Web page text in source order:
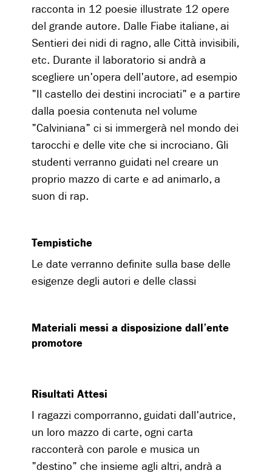
racconta in 12 poesie illustrate 12 opere
del grande autore. Dalle Fiabe italiane, ai
Sentieri dei nidi di ragno, alle Città invisibili,
etc. Durante il laboratorio si andrà a
scegliere un'opera dell'autore, ad esempio
"Il castello dei destini incrociati" e a partire
dalla poesia contenuta nel volume
"Calviniana" ci si immergerà nel mondo dei
tarocchi e delle vite che si incrociano. Gli
studenti verranno guidati nel creare un
proprio mazzo di carte e ad animarlo, a
suon di rap.
Tempistiche
Le date verranno definite sulla base delle
esigenze degli autori e delle classi
Materiali messi a disposizione dall’ente
promotore
Risultati Attesi
I ragazzi comporranno, guidati dall'autrice,
un loro mazzo di carte, ogni carta
racconterà con parole e musica un
"destino" che insieme agli altri, andrà a